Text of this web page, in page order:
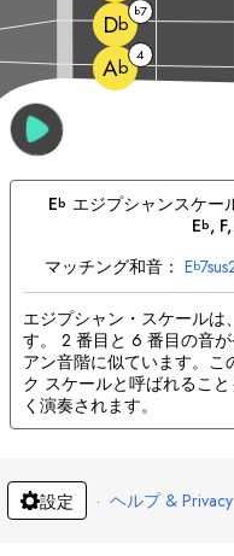
Ab 4
Db
b7
Eb エジプシャンスケー
Eb, F,
マッチング和音： Eb
エジプシャン・スケール
す。 2 番目と 6 番目の音
アン音階に似ています。こ
ク スケールと呼ばれること
く演奏されます。
設定 · ヘルプ & Privacy